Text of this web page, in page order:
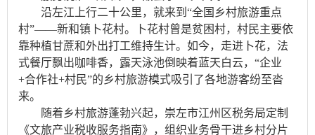
沿左江上行二十公里，就来到“全国乡村旅游重点
村”——新和镇卜花村。卜花村曾是贫困村，村民主要依
靠种植甘蔗和外出打工维持生计。如今，走进卜花，法
式餐厅飘出咖啡香，露天泳池倒映着蓝天白云，“企业
+合作社+村民”的乡村旅游模式吸引了各地游客纷至沓
来。
随着乡村旅游蓬勃兴起，崇左市江州区税务局定制
《文旅产业税收服务指南》，组织业务骨干进乡村分片